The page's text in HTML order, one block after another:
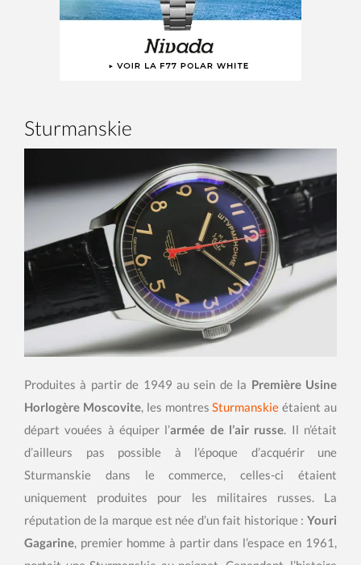
Sturmanskie
Produites à partir de 1949 au sein de la Première Usine
Horlogère Moscovite, les montresSturmanskie étaient au
départ vouées à équiper l’armée de l’air russe. Il n’était
d’ailleurs pas possible à l’époque d’acquérir une
Sturmanskie dans le commerce, celles-ci étaient
uniquement produites pour les militaires russes. La
réputation de la marque est née d’un fait historique : Youri
Gagarine, premier homme à partir dans l’espace en 1961,